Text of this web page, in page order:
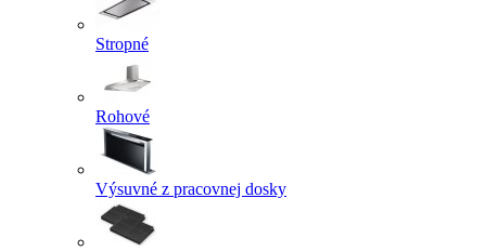
Stropné
Rohové
Výsuvné z pracovnej dosky